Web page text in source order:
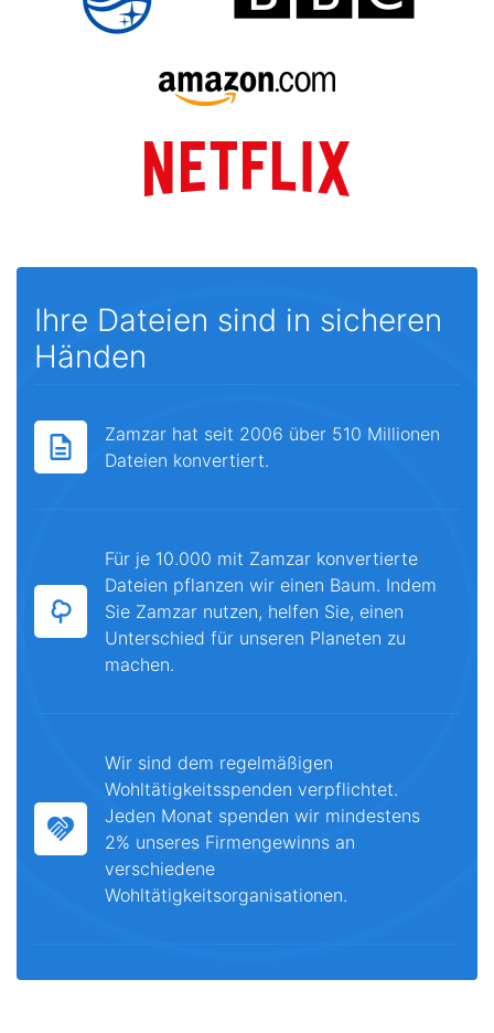
Ihre Dateien sind in sicheren
Händen
Zamzar hat seit 2006 über 510 Millionen
Dateien konvertiert.
Für je 10.000 mit Zamzar konvertierte
Dateien pflanzen wir einen Baum. Indem
Sie Zamzar nutzen, helfen Sie, einen
Unterschied für unseren Planeten zu
machen.
Wir sind dem regelmäßigen
Wohltätigkeitsspenden verpflichtet.
Jeden Monat spenden wir mindestens
2% unseres Firmengewinns an
verschiedene
Wohltätigkeitsorganisationen.